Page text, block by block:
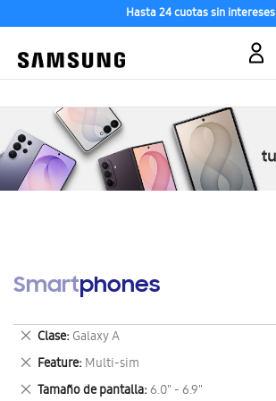
Hasta 24 cuotas sin intereses
Smartphones
Clase Galaxy A
Eliminar
este
artículo
Feature Multi-sim
Eliminar
este
Tamaño de pantalla 6.0" - 6.9"
Eliminar